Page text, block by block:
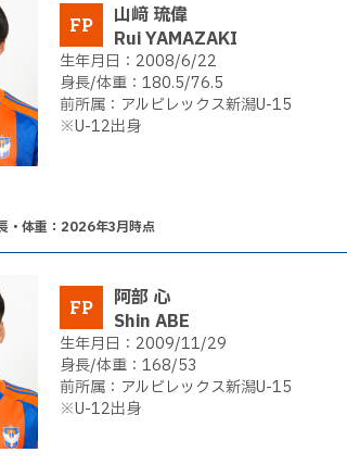
山﨑 琉偉
Rui YAMAZAKI
FP
2008/6/22
180.5/76.5
アルビレックス新潟U-15
※U-12出身
・体重：2026年3月時点
阿部 心
Shin ABE
FP
2009/11/29
168/53
アルビレックス新潟U-15
※U-12出身